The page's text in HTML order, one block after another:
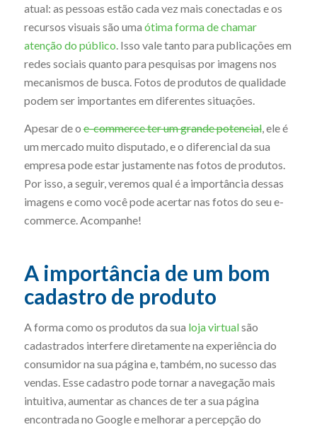
atual: as pessoas estão cada vez mais conectadas e os
recursos visuais são uma ótima forma de chamar
atenção do público. Isso vale tanto para publicações em
redes sociais quanto para pesquisas por imagens nos
mecanismos de busca. Fotos de produtos de qualidade
podem ser importantes em diferentes situações.
Apesar de oe-commerce ter um grande potencial, ele é
um mercado muito disputado, e o diferencial da sua
empresa pode estar justamente nas fotos de produtos.
Por isso, a seguir, veremos qual é a importância dessas
imagens e como você pode acertar nas fotos do seu e-
commerce. Acompanhe!
A importância de um bom
cadastro de produto
A forma como os produtos da sua loja virtualsão
cadastrados interfere diretamente na experiência do
consumidor na sua página e, também, no sucesso das
vendas. Esse cadastro pode tornar a navegação mais
intuitiva, aumentar as chances de ter a sua página
encontrada no Google e melhorar a percepção do